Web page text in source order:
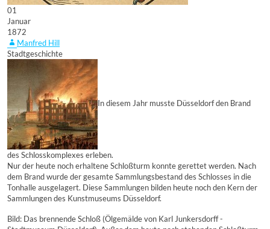
01
Januar
1872
Manfred Hill
Stadtgeschichte
In diesem Jahr musste Düsseldorf den Brand
des Schlosskomplexes erleben.
Nur der heute noch erhaltene Schloßturm konnte gerettet werden. Nach
dem Brand wurde der gesamte Sammlungsbestand des Schlosses in die
Tonhalle ausgelagert. Diese Sammlungen bilden heute noch den Kern der
Sammlungen des Kunstmuseums Düsseldorf.
Bild: Das brennende Schloß (Ölgemälde von Karl Junkersdorff -